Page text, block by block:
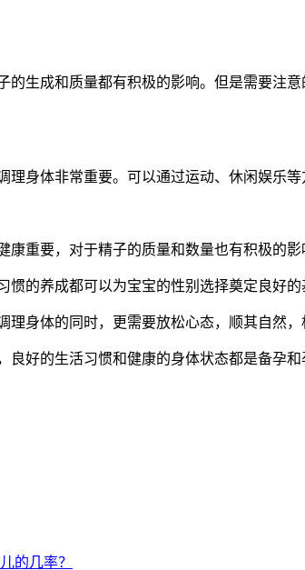
生成和质量都有积极的影响。但是需要注
体非常重要。可以通过运动、休闲娱乐等
重要，对于精子的质量和数量也有积极的影
的养成都可以为宝宝的性别选择奠定良好的
身体的同时，更需要放松心态，顺其自然，
好的生活习惯和健康的身体状态都是备孕和
的几率？